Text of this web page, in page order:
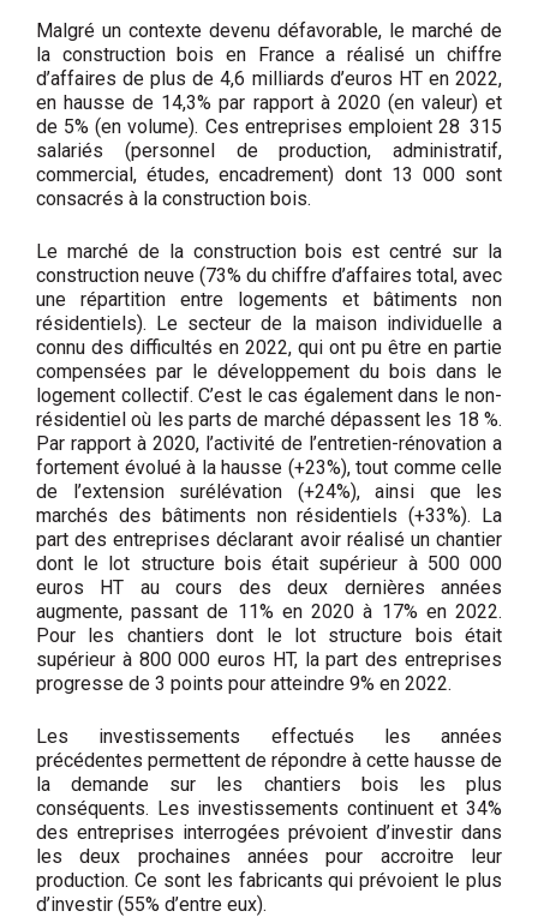
Malgré un contexte devenu défavorable, le marché de
la construction bois en France a réalisé un chiffre
d’affaires de plus de 4,6 milliards d’euros HT en 2022,
en hausse de 14,3% par rapport à 2020 (en valeur) et
de 5% (en volume). Ces entreprises emploient 28 315
salariés (personnel de production, administratif,
commercial, études, encadrement) dont 13 000 sont
consacrés à la construction bois.
Le marché de la construction bois est centré sur la
construction neuve (73% du chiffre d’affaires total, avec
une répartition entre logements et bâtiments non
résidentiels). Le secteur de la maison individuelle a
connu des difficultés en 2022, qui ont pu être en partie
compensées par le développement du bois dans le
logement collectif. C’est le cas également dans le non-
résidentiel où les parts de marché dépassent les 18 %.
Par rapport à 2020, l’activité de l’entretien-rénovation a
fortement évolué à la hausse (+23%), tout comme celle
de l’extension surélévation (+24%), ainsi que les
marchés des bâtiments non résidentiels (+33%). La
part des entreprises déclarant avoir réalisé un chantier
dont le lot structure bois était supérieur à 500 000
euros HT au cours des deux dernières années
augmente, passant de 11% en 2020 à 17% en 2022.
Pour les chantiers dont le lot structure bois était
supérieur à 800 000 euros HT, la part des entreprises
progresse de 3 points pour atteindre 9% en 2022.
Les investissements effectués les années
précédentes permettent de répondre à cette hausse de
la demande sur les chantiers bois les plus
conséquents. Les investissements continuent et 34%
des entreprises interrogées prévoient d’investir dans
les deux prochaines années pour accroitre leur
production. Ce sont les fabricants qui prévoient le plus
d’investir (55% d’entre eux).